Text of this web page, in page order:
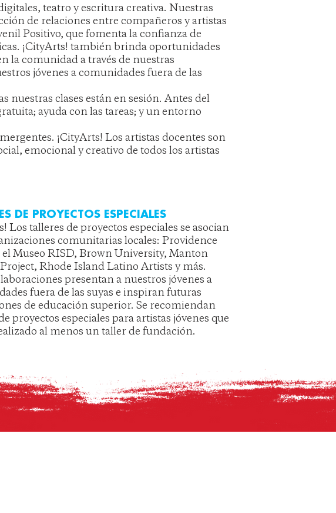
teatro y escritura creativa. Nuestras
de relaciones entre compañeros y artistas
Positivo, que fomenta la confianza de
¡CityArts! también brinda oportunidades
la comunidad a través de nuestras
jóvenes a comunidades fuera de las
nuestras clases están en sesión. Antes del
ayuda con las tareas; y un entorno
¡CityArts! Los artistas docentes son
emocional y creativo de todos los artistas
DE PROYECTOS ESPECIALES
Los talleres de proyectos especiales se asocian
comunitarias locales: Providence
el Museo RISD, Brown University, Manton
Rhode Island Latino Artists y más.
presentan a nuestros jóvenes a
fuera de las suyas e inspiran futuras
de educación superior. Se recomiendan
proyectos especiales para artistas jóvenes que
al menos un taller de fundación.